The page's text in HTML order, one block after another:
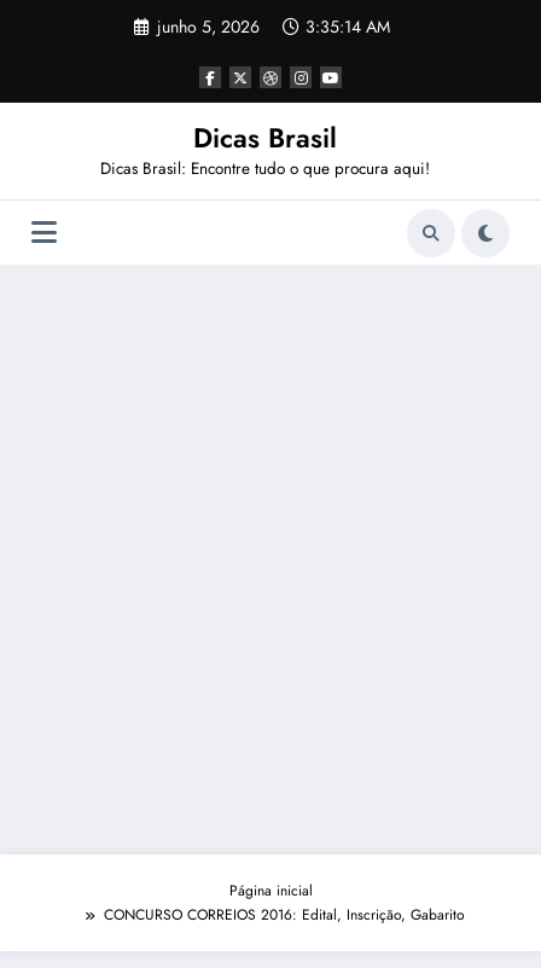
junho 5, 2026 3:35:15 AM
Dicas Brasil
Dicas Brasil: Encontre tudo o que procura aqui!
Página inicial
CONCURSO CORREIOS 2016: Edital, Inscrição, Gabarito